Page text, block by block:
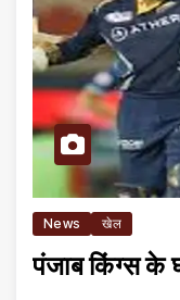
News खेल
पंजाब किंग्स के